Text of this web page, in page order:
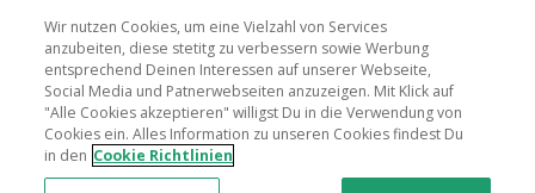
Globale Websites UK US CN JP FR AU IT
Wir nutzen Cookies, um eine Vielzahl von Services
anzubeiten, diese stetitg zu verbessern sowie Werbung
entsprechend Deinen Interessen auf unserer Webseite,
Social Media und Patnerwebseiten anzuzeigen. Mit Klick auf
"Alle Cookies akzeptieren" willigst Du in die Verwendung von
Cookies ein. Alles Information zu unseren Cookies findest Du
in den Cookie Richtlinien